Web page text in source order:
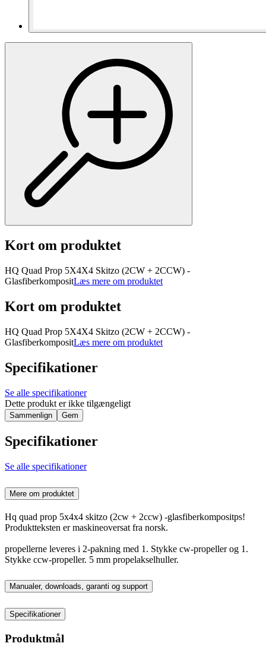
Kort om produktet
HQ Quad Prop 5X4X4 Skitzo (2CW + 2CCW) -
GlasfiberkompositLæs mere om produktet
Kort om produktet
HQ Quad Prop 5X4X4 Skitzo (2CW + 2CCW) -
GlasfiberkompositLæs mere om produktet
Specifikationer
Se alle specifikationer
Dette produkt er ikke tilgængeligt
Sammenlign Gem
Specifikationer
Se alle specifikationer
Mere om produktet
Hq quad prop 5x4x4 skitzo (2cw + 2ccw) -glasfiberkompositps!
Produktteksten er maskineoversat fra norsk.
propellerne leveres i 2-pakning med 1. Stykke cw-propeller og 1.
Stykke ccw-propeller. 5 mm propelakselhuller.
Manualer, downloads, garanti og support
Specifikationer
Produktmål